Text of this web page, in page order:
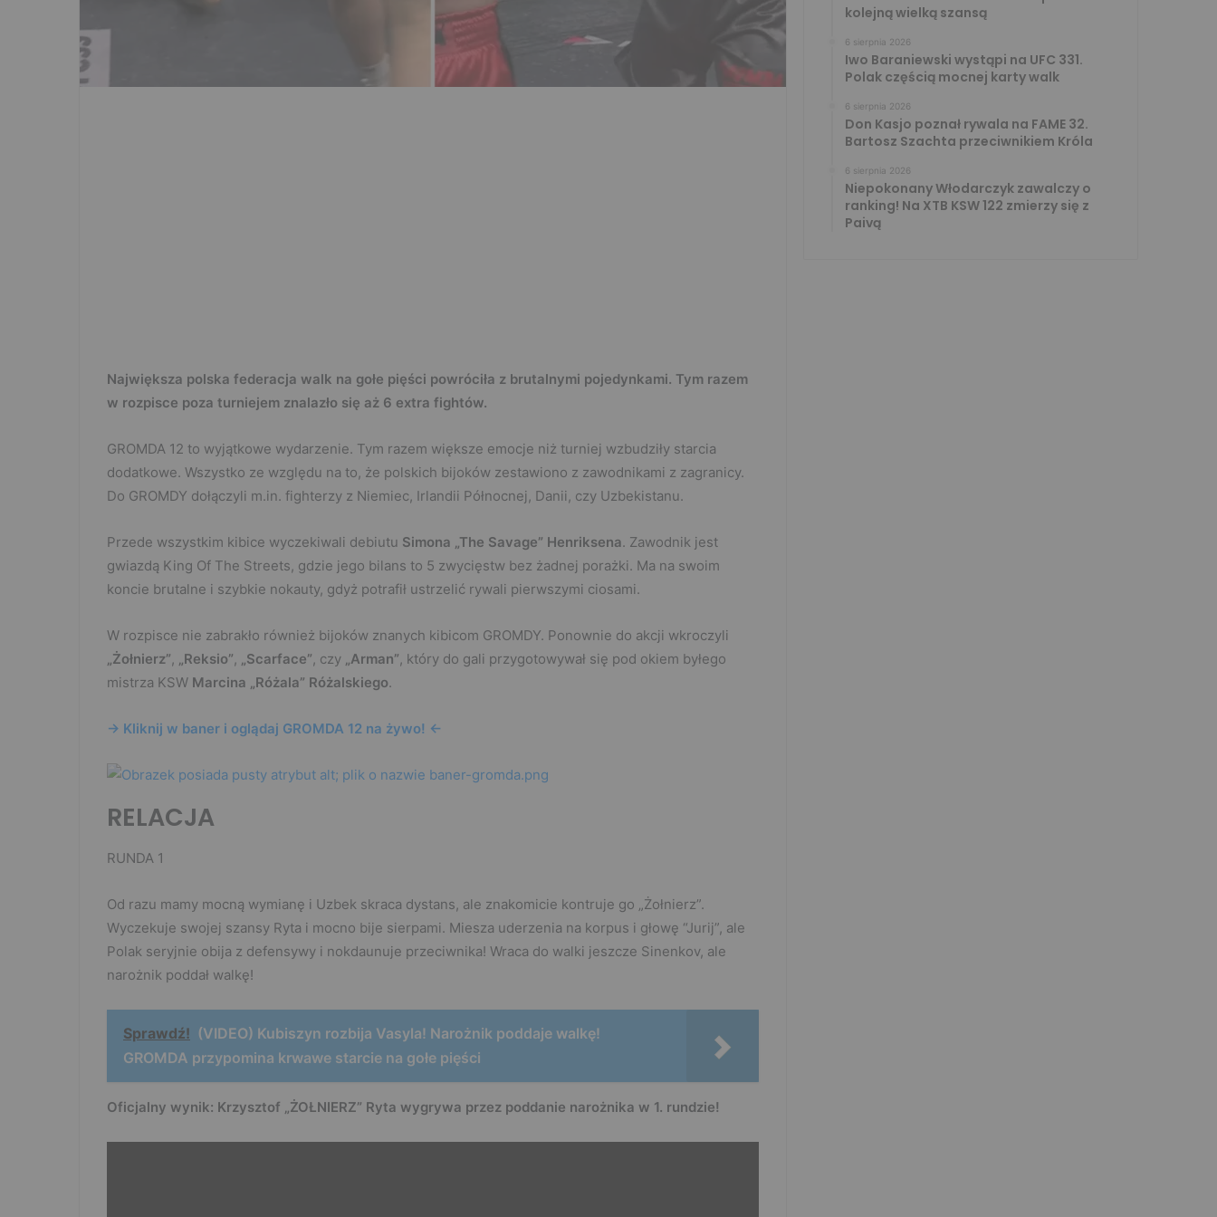
Największa polska federacja walk na gołe pięści powróciła z brutalnymi pojedynkami. Tym razem
w rozpisce poza turniejem znalazło się aż 6 extra fightów.
GROMDA 12 to wyjątkowe wydarzenie. Tym razem większe emocje niż turniej wzbudziły starcia
dodatkowe. Wszystko ze względu na to, że polskich bijoków zestawiono z zawodnikami z zagranicy.
Do GROMDY dołączyli m.in. fighterzy z Niemiec, Irlandii Północnej, Danii, czy Uzbekistanu.
Przede wszystkim kibice wyczekiwali debiutu Simona „The Savage” Henriksena. Zawodnik jest
gwiazdą King Of The Streets, gdzie jego bilans to 5 zwycięstw bez żadnej porażki. Ma na swoim
koncie brutalne i szybkie nokauty, gdyż potrafił ustrzelić rywali pierwszymi ciosami.
W rozpisce nie zabrakło również bijoków znanych kibicom GROMDY. Ponownie do akcji wkroczyli
„Żołnierz”, „Reksio”, „Scarface”, czy „Arman”, który do gali przygotowywał się pod okiem byłego
mistrza KSW Marcina „Różala” Różalskiego.
-> Kliknij w baner i oglądaj GROMDA 12 na żywo! <-
RELACJA
RUNDA 1
Od razu mamy mocną wymianę i Uzbek skraca dystans, ale znakomicie kontruje go „Żołnierz”.
Wyczekuje swojej szansy Ryta i mocno bije sierpami. Miesza uderzenia na korpus i głowę “Jurij”, ale
Polak seryjnie obija z defensywy i nokdaunuje przeciwnika! Wraca do walki jeszcze Sinenkov, ale
narożnik poddał walkę!
Sprawdź! (VIDEO) Kubiszyn rozbija Vasyla! Narożnik poddaje walkę!
GROMDA przypomina krwawe starcie na gołe pięści
Oficjalny wynik: Krzysztof „ŻOŁNIERZ” Ryta wygrywa przez poddanie narożnika w 1. rundzie!
kolejną wielką szansą
6 sierpnia 2026
Iwo Baraniewski wystąpi na UFC 331.
Polak częścią mocnej karty walk
6 sierpnia 2026
Don Kasjo poznał rywala na FAME 32.
Bartosz Szachta przeciwnikiem Króla
6 sierpnia 2026
Niepokonany Włodarczyk zawalczy o
ranking! Na XTB KSW 122 zmierzy się z
Paivą